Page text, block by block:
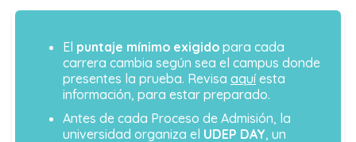
El puntaje mínimo exigido para cada
carrera cambia según sea el campus donde
presentes la prueba. Revisa aquíesta
información, para estar preparado.
Antes de cada Proceso de Admisión, la
universidad organiza el UDEP DAY, un